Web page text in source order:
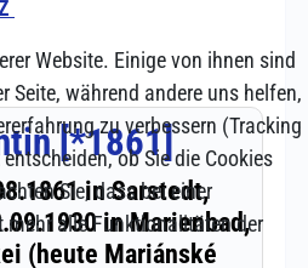
Website. Einige von ihnen sind
Seite, während andere uns helfen,
zu verbessern (Tracking
ob Sie die Cookies
Sie, dass bei einer
alle Funktionalitäten der